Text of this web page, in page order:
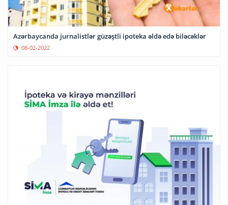
Azərbaycanda jurnalistlər güzəştli ipoteka əldə edə biləcəklər
08-02-2022